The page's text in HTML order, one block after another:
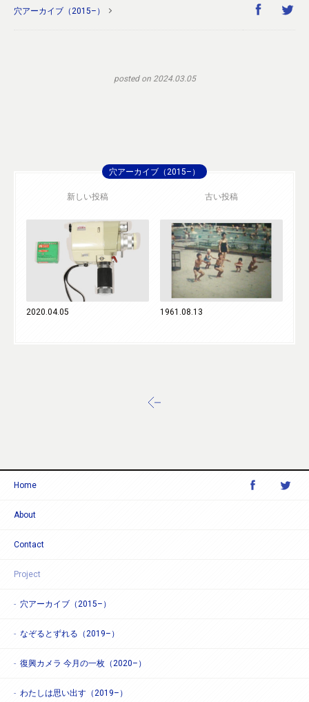
穴アーカイブ（2015–）
posted on 2024.03.05
穴アーカイブ（2015–）
新しい投稿
2020.04.05
古い投稿
1961.08.13
Home
About
Contact
Project
穴アーカイブ（2015–）
なぞるとずれる（2019–）
復興カメラ 今月の一枚（2020–）
わたしは思い出す（2019–）